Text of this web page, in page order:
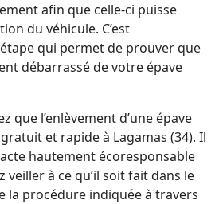
afin que celle-ci puisse
du véhicule. C’est
qui permet de prouver que
débarrassé de votre épave
que l’enlèvement d’une épave
et rapide à Lagamas (34). Il
hautement écoresponsable
veiller à ce qu’il soit fait dans le
la procédure indiquée à travers